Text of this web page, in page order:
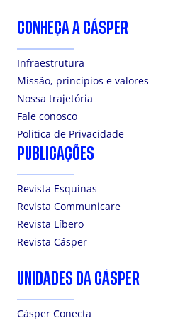
CONHEÇA A CÁSPER
Infraestrutura
Missão, princípios e valores
Nossa trajetória
Fale conosco
Politica de Privacidade
PUBLICAÇÕES
Revista Esquinas
Revista Communicare
Revista Líbero
Revista Cásper
UNIDADES DA CÁSPER
Cásper Conecta